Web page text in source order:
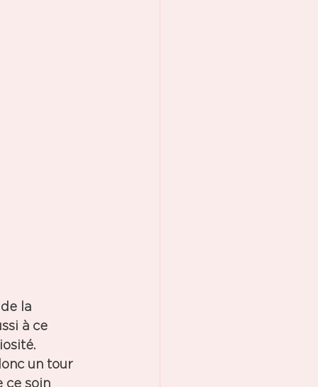
la
à ce
un tour
ce soin